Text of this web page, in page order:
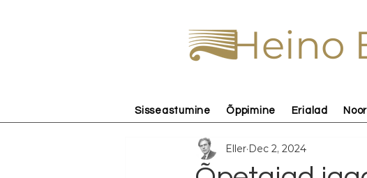
Heino
Sisseastumine Õppimine Erialad
Eller Dec 2, 2024